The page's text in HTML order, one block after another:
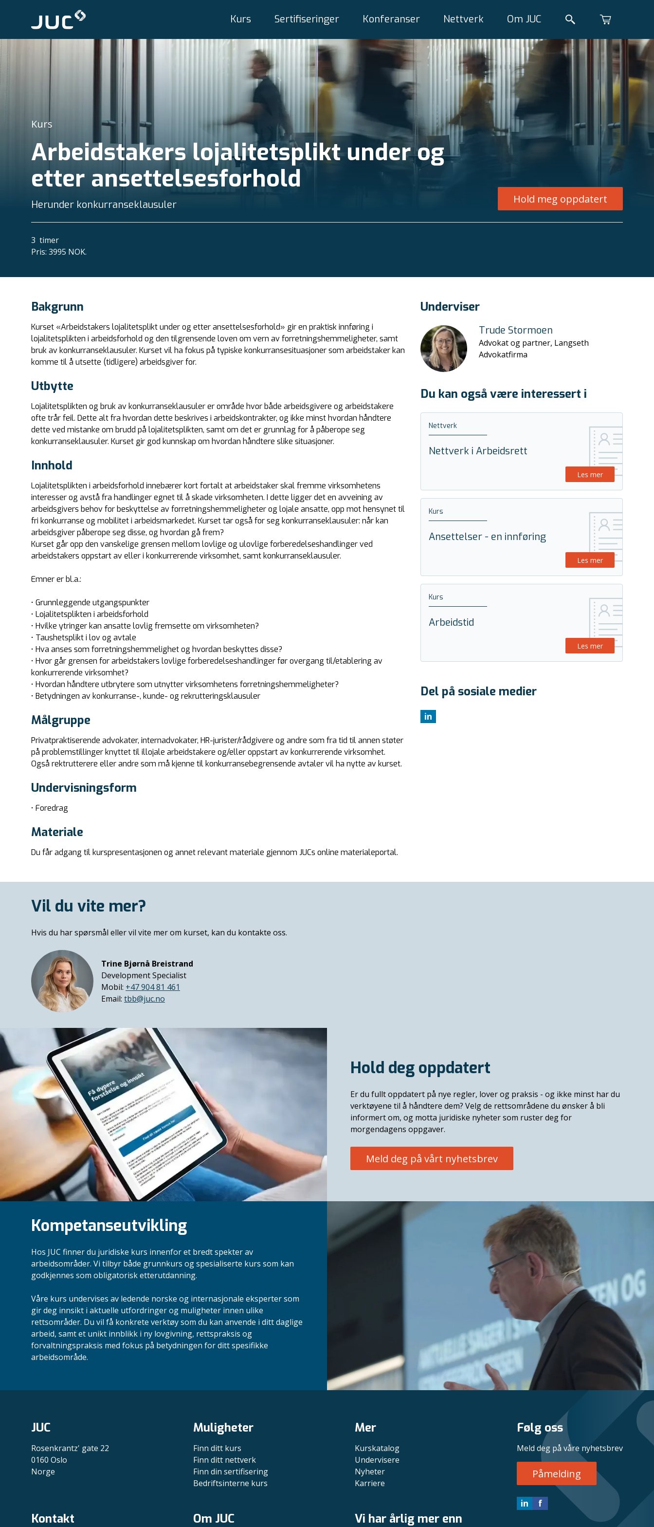
Kurs Sertifiseringer Konferanser Nettverk Om JUC
Kurs
Arbeidstakers lojalitetsplikt under og
etter ansettelsesforhold
Herunder konkurranseklausuler Hold meg oppdatert
3 timer
Pris: 3995 NOK.
Underviser
Trude Stormoen
Advokat og partner, Langseth
Advokatfirma
Du kan også være interessert i
Nettverk
Nettverk i Arbeidsrett
Les mer
Kurs
Ansettelser - en innføring
Les mer
Kurs
Arbeidstid
Les mer
Del på sosiale medier
in
Bakgrunn
Kurset «Arbeidstakers lojalitetsplikt under og etter ansettelsesforhold» gir en praktisk innføring i
lojalitetsplikten i arbeidsforhold og den tilgrensende loven om vern av forretningshemmeligheter, samt
bruk av konkurranseklausuler. Kurset vil ha fokus på typiske konkurransesituasjoner som arbeidstaker kan
komme til å utsette (tidligere) arbeidsgiver for.
Utbytte
Lojalitetsplikten og bruk av konkurranseklausuler er område hvor både arbeidsgivere og arbeidstakere
ofte trår feil. Dette alt fra hvordan dette beskrives i arbeidskontrakter, og ikke minst hvordan håndtere
dette ved mistanke om brudd på lojalitetsplikten, samt om det er grunnlag for å påberope seg
konkurranseklausuler. Kurset gir god kunnskap om hvordan håndtere slike situasjoner.
Innhold
Lojalitetsplikten i arbeidsforhold innebærer kort fortalt at arbeidstaker skal fremme virksomhetens
interesser og avstå fra handlinger egnet til å skade virksomheten. I dette ligger det en avveining av
arbeidsgivers behov for beskyttelse av forretningshemmeligheter og lojale ansatte, opp mot hensynet til
fri konkurranse og mobilitet i arbeidsmarkedet. Kurset tar også for seg konkurranseklausuler: når kan
arbeidsgiver påberope seg disse, og hvordan gå frem?
Kurset går opp den vanskelige grensen mellom lovlige og ulovlige forberedelseshandlinger ved
arbeidstakers oppstart av eller i konkurrerende virksomhet, samt konkurranseklausuler.
Emner er bl.a.:
• Grunnleggende utgangspunkter
• Lojalitetsplikten i arbeidsforhold
• Hvilke ytringer kan ansatte lovlig fremsette om virksomheten?
• Taushetsplikt i lov og avtale
• Hva anses som forretningshemmelighet og hvordan beskyttes disse?
• Hvor går grensen for arbeidstakers lovlige forberedelseshandlinger før overgang til/etablering av
konkurrerende virksomhet?
• Hvordan håndtere utbrytere som utnytter virksomhetens forretningshemmeligheter?
• Betydningen av konkurranse-, kunde- og rekrutteringsklausuler
Målgruppe
Privatpraktiserende advokater, internadvokater, HR-jurister/rådgivere og andre som fra tid til annen støter
på problemstillinger knyttet til illojale arbeidstakere og/eller oppstart av konkurrerende virksomhet.
Også rektrutterere eller andre som må kjenne til konkurransebegrensende avtaler vil ha nytte av kurset.
Undervisningsform
• Foredrag
Materiale
Du får adgang til kurspresentasjonen og annet relevant materiale gjennom JUCs online materialeportal.
Vil du vite mer?
Hvis du har spørsmål eller vil vite mer om kurset, kan du kontakte oss.
Trine Bjørnå Breistrand
Development Specialist
Mobil: +47 904 81 461
Email: tbb@juc.no
Hold deg oppdatert
Er du fullt oppdatert på nye regler, lover og praksis - og ikke minst har du
verktøyene til å håndtere dem? Velg de rettsområdene du ønsker å bli
informert om, og motta juridiske nyheter som ruster deg for
morgendagens oppgaver.
Meld deg på vårt nyhetsbrev
Kompetanseutvikling
Hos JUC finner du juridiske kurs innenfor et bredt spekter av
arbeidsområder. Vi tilbyr både grunnkurs og spesialiserte kurs som kan
godkjennes som obligatorisk etterutdanning.
Våre kurs undervises av ledende norske og internasjonale eksperter som
gir deg innsikt i aktuelle utfordringer og muligheter innen ulike
rettsområder. Du vil få konkrete verktøy som du kan anvende i ditt daglige
arbeid, samt et unikt innblikk i ny lovgivning, rettspraksis og
forvaltningspraksis med fokus på betydningen for ditt spesifikke
arbeidsområde.
JUC
Rosenkrantz' gate 22
0160 Oslo
Norge
Muligheter
Finn ditt kurs
Finn ditt nettverk
Finn din sertifisering
Bedriftsinterne kurs
Mer
Kurskatalog
Undervisere
Nyheter
Karriere
Kontakt Om JUC Vi har årlig mer enn
Følg oss
Meld deg på våre nyhetsbrev
Påmelding
in f